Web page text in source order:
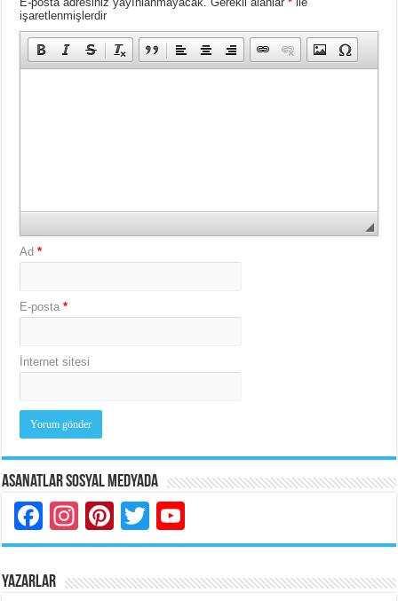
işaretlenmişlerdir
Ad*
E-posta*
İnternet sitesi
Asanatlar Sosyal Medyada
Facebook
Instagram
Pinterest
Twitter
YAZARLAR